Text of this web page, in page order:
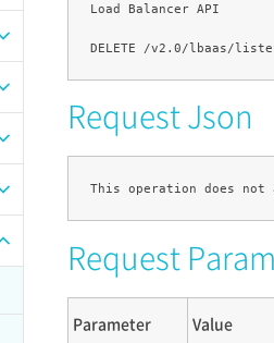
Load Balancer API
Request Json
Request
Parameter Value